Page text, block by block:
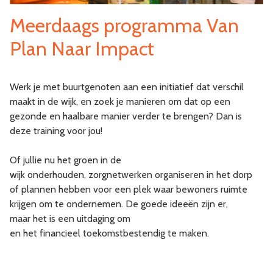
Meerdaags programma Van
Plan Naar Impact
Werk je met buurtgenoten aan een initiatief dat verschil
maakt in de wijk, en zoek je manieren om dat op een
gezonde en haalbare manier verder te brengen? Dan is
deze training voor jou!
Of jullie nu het groen in de
wijk onderhouden, zorgnetwerken organiseren in het dorp
of plannen hebben voor een plek waar bewoners ruimte
krijgen om te ondernemen. De goede ideeën zijn er,
maar het is een uitdaging om
en het financieel toekomstbestendig te maken.